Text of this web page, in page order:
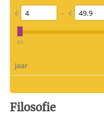
€ – €
‎€4
Jaar
Filosofie